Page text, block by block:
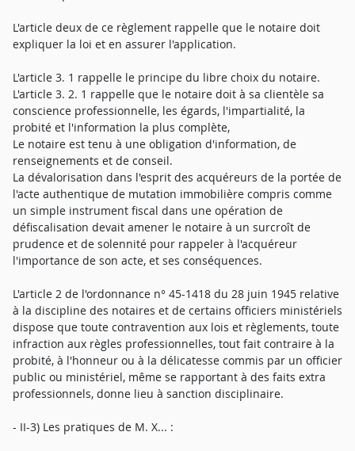
L'article deux de ce règlement rappelle que le notaire doit
expliquer la loi et en assurer l'application.
L'article 3. 1 rappelle le principe du libre choix du notaire.
L'article 3. 2. 1 rappelle que le notaire doit à sa clientèle sa
conscience professionnelle, les égards, l'impartialité, la
probité et l'information la plus complète,
Le notaire est tenu à une obligation d'information, de
renseignements et de conseil.
La dévalorisation dans l'esprit des acquéreurs de la portée de
l'acte authentique de mutation immobilière compris comme
un simple instrument fiscal dans une opération de
défiscalisation devait amener le notaire à un surcroît de
prudence et de solennité pour rappeler à l'acquéreur
l'importance de son acte, et ses conséquences.
L'article 2 de l'ordonnance n° 45-1418 du 28 juin 1945 relative
à la discipline des notaires et de certains officiers ministériels
dispose que toute contravention aux lois et règlements, toute
infraction aux règles professionnelles, tout fait contraire à la
probité, à l'honneur ou à la délicatesse commis par un officier
public ou ministériel, même se rapportant à des faits extra
professionnels, donne lieu à sanction disciplinaire.
- II-3) Les pratiques de M. X... :